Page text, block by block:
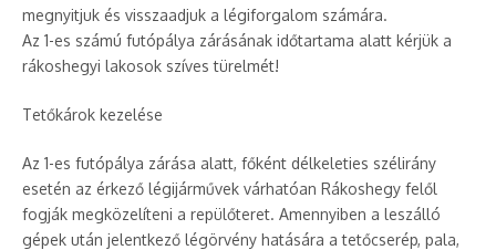
megnyitjuk és visszaadjuk a légiforgalom számára.
Az 1-es számú futópálya zárásának időtartama alatt kérjük a
rákoshegyi lakosok szíves türelmét!
Tetőkárok kezelése
Az 1-es futópálya zárása alatt, főként délkeleties szélirány
esetén az érkező légijárművek várhatóan Rákoshegy felől
fogják megközelíteni a repülőteret. Amennyiben a leszálló
gépek után jelentkező légörvény hatására a tetőcserép, pala,